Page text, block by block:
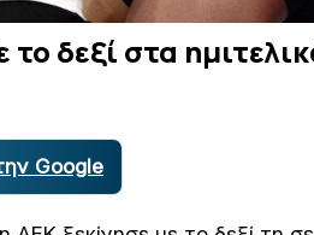
δεξί στα
Google